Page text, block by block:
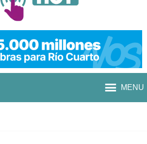
MENU